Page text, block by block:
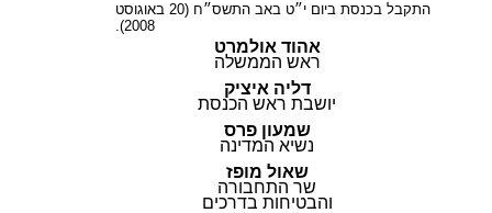
התקבל בכנסת ביום י״ט באב התשס״ח (20 באוגוסט
2008).
אהוד אולמרט
ראש הממשלה
שאול מופז
שר התחבורה
והבטיחות בדרכים
שמעון פרס
נשיא המדינה
דליה איציק
יושבת ראש הכנסת